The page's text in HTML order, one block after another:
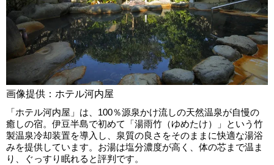
画像提供：ホテル河内屋
「ホテル河内屋」は、100％源泉かけ流しの天然温泉が自慢の
癒しの宿。伊豆半島で初めて「湯雨竹（ゆめたけ）」という竹
製温泉冷却装置を導入し、泉質の良さをそのままに快適な湯浴
みを提供しています。お湯は塩分濃度が高く、体の芯まで温ま
り、ぐっすり眠れると評判です。